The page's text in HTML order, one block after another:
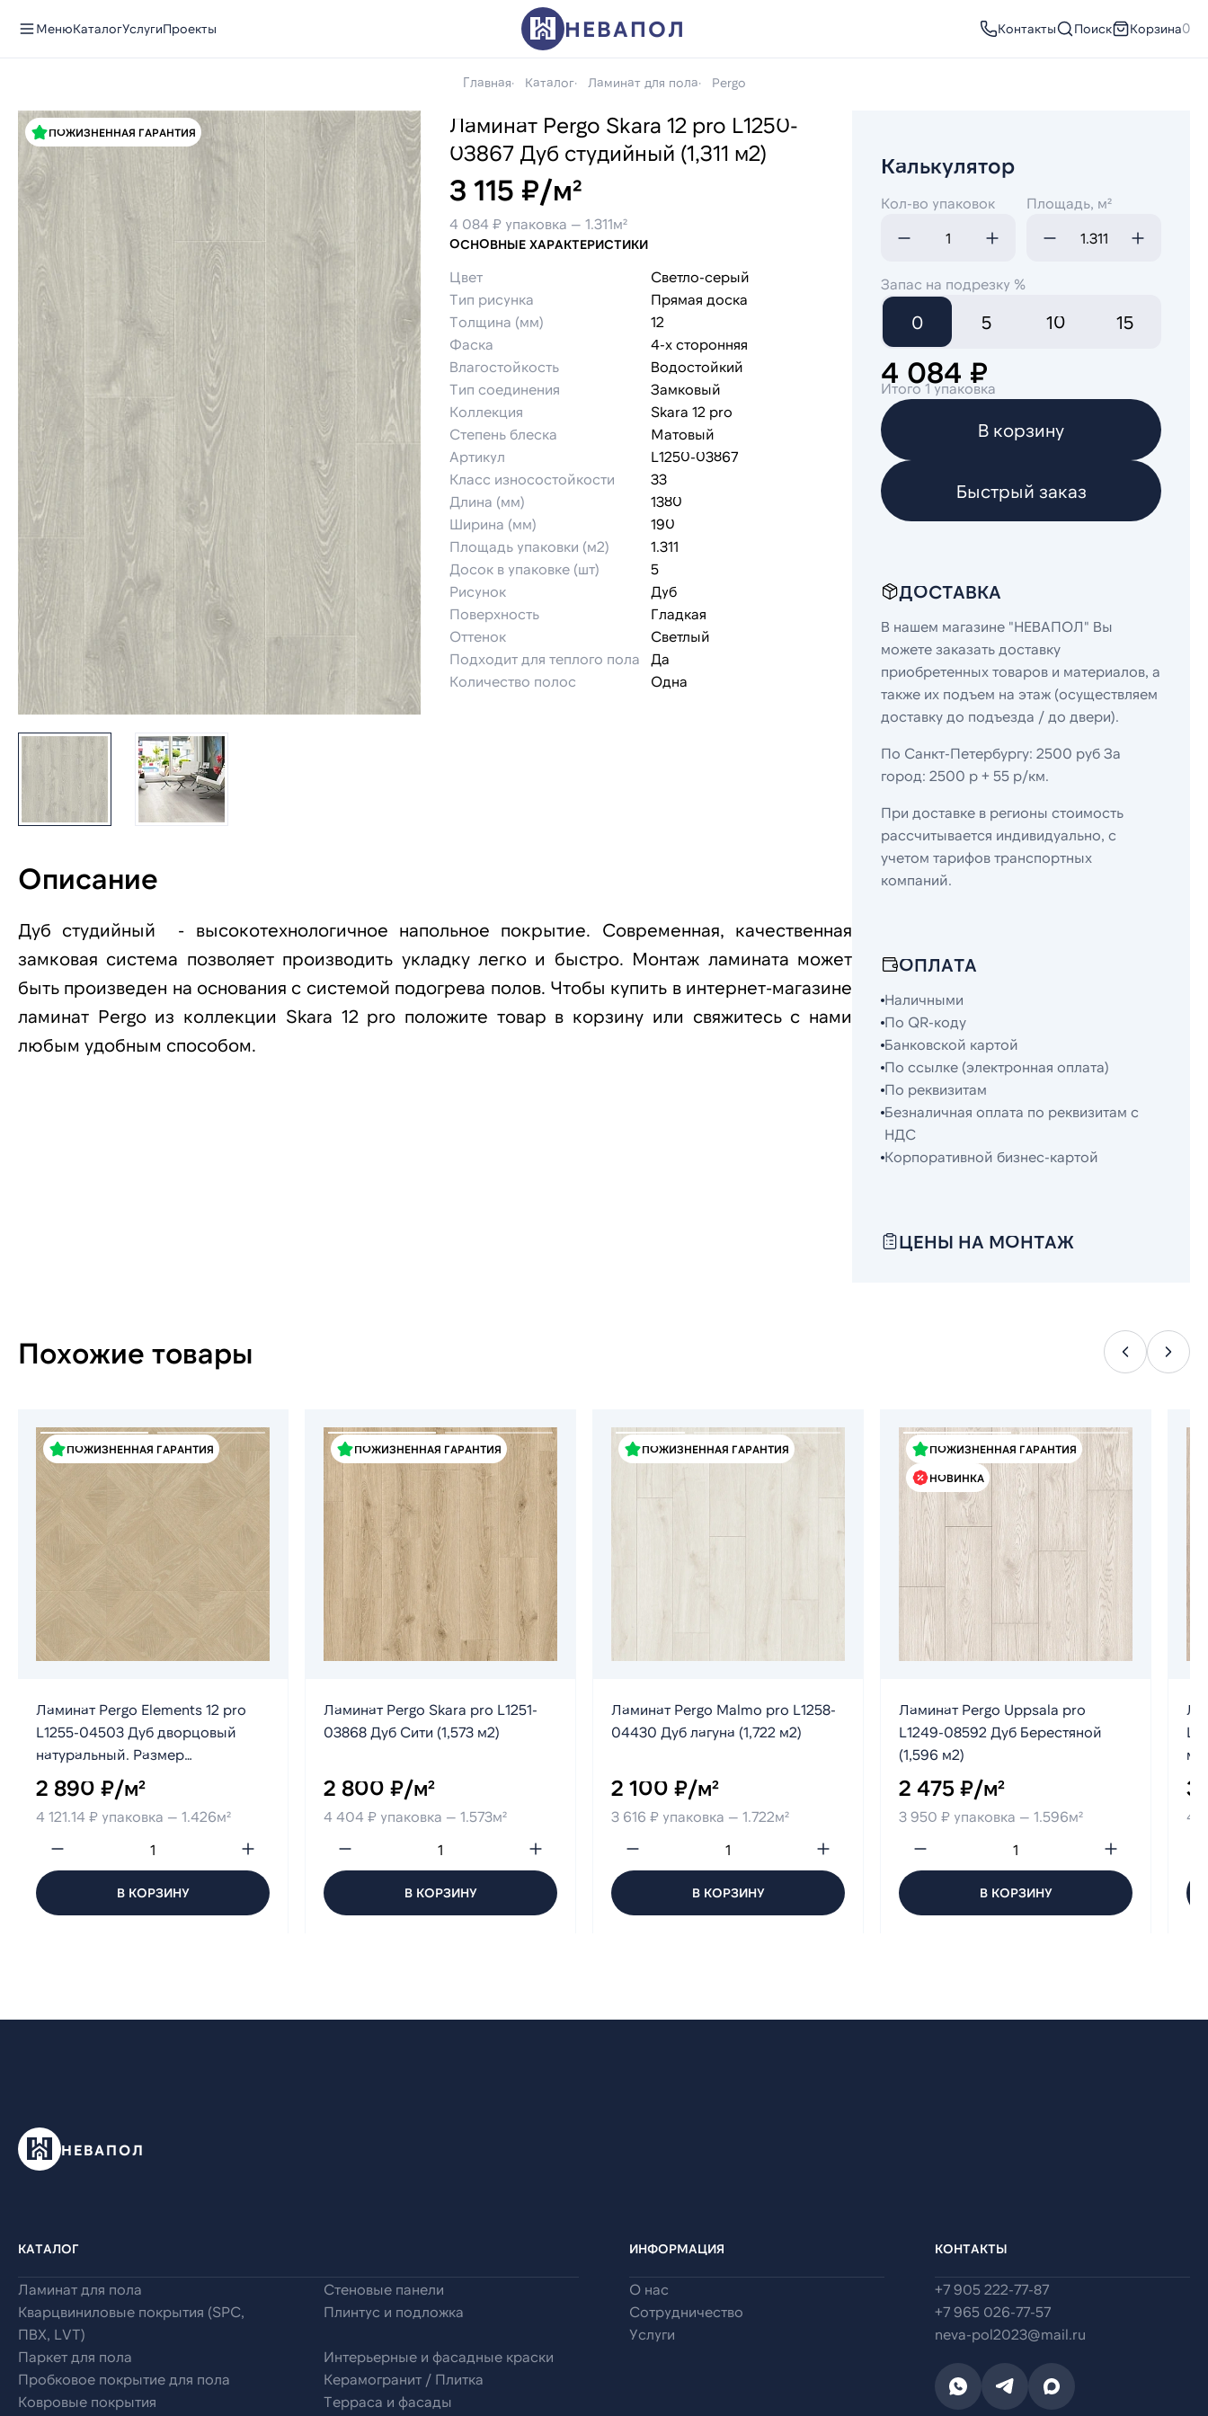
МенюКаталогУслугиПроекты НЕВАПОЛ Контакты Поиск Корзина0
Главная Каталог Ламинат для пола Pergo
ПОЖИЗНЕННАЯ ГАРАНТИЯ
Ламинат Pergo Skara 12 pro L1250-
03867 Дуб студийный (1,311 м2)
3 115 ₽/м²
4 084 ₽ упаковка — 1.311м²
ОСНОВНЫЕ ХАРАКТЕРИСТИКИ
Цвет
Светло-серый
Тип рисунка
Прямая доска
Толщина (мм)
12
Фаска
4-х сторонняя
Влагостойкость
Водостойкий
Тип соединения
Замковый
Коллекция
Skara 12 pro
Степень блеска
Матовый
Артикул
L1250-03867
Класс износостойкости
33
Длина (мм)
1380
Ширина (мм)
190
Площадь упаковки (м2)
1.311
Досок в упаковке (шт)
5
Рисунок
Дуб
Поверхность
Гладкая
Оттенок
Светлый
Подходит для теплого пола
Да
Количество полос
Одна
Описание
Дуб студийный - высокотехнологичное напольное покрытие. Современная, качественная
замковая система позволяет производить укладку легко и быстро. Монтаж ламината может
быть произведен на основания с системой подогрева полов. Чтобы купить в интернет-магазине
ламинат Pergo из коллекции Skara 12 pro положите товар в корзину или свяжитесь с нами
любым удобным способом.
Калькулятор
Кол-во упаковок Площадь, м²
Запас на подрезку %
0 5 10 15
4 084 ₽
Итого 1 упаковка
В корзину
Быстрый заказ
ДОСТАВКА
В нашем магазине "НЕВАПОЛ" Вы
можете заказать доставку
приобретенных товаров и материалов, а
также их подъем на этаж (осуществляем
доставку до подъезда / до двери).
По Санкт-Петербургу: 2500 руб За
город: 2500 р + 55 р/км.
При доставке в регионы стоимость
рассчитывается индивидуально, с
учетом тарифов транспортных
компаний.
ОПЛАТА
Наличными
По QR-коду
Банковской картой
По ссылке (электронная оплата)
По реквизитам
Безналичная оплата по реквизитам с
НДС
Корпоративной бизнес-картой
ЦЕНЫ НА МОНТАЖ
Похожие товары
ПОЖИЗНЕННАЯ ГАРАНТИЯ
Ламинат Pergo Elements 12 pro
L1255-04503 Дуб дворцовый
натуральный. Размер
1200х396х12мм (1,426)
2 890 ₽/м²
4 121.14 ₽ упаковка — 1.426м²
В КОРЗИНУ
ПОЖИЗНЕННАЯ ГАРАНТИЯ
Ламинат Pergo Skara pro L1251-
03868 Дуб Сити (1,573 м2)
2 800 ₽/м²
4 404 ₽ упаковка — 1.573м²
В КОРЗИНУ
ПОЖИЗНЕННАЯ ГАРАНТИЯ
Ламинат Pergo Malmo pro L1258-
04430 Дуб лагуна (1,722 м2)
2 100 ₽/м²
3 616 ₽ упаковка — 1.722м²
В КОРЗИНУ
ПОЖИЗНЕННАЯ ГАРАНТИЯ
НОВИНКА
Ламинат Pergo Uppsala pro
L1249-08592 Дуб Берестяной
(1,596 м2)
2 475 ₽/м²
3 950 ₽ упаковка — 1.596м²
В КОРЗИНУ
м2)
3
4
НЕВАПОЛ
КАТАЛОГ
Ламинат для пола
Кварцвиниловые покрытия (SPC,
ПВХ, LVT)
Паркет для пола
Пробковое покрытие для пола
Ковровые покрытия
Стеновые панели
Плинтус и подложка
Интерьерные и фасадные краски
Керамогранит / Плитка
Терраса и фасады
ИНФОРМАЦИЯ
О нас
Сотрудничество
Услуги
КОНТАКТЫ
+7 905 222-77-87
+7 965 026-77-57
neva-pol2023@mail.ru